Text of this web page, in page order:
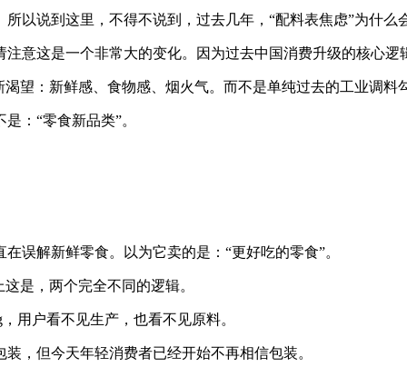
以说到这里，不得不说到，过去几年，“配料表焦虑”为什么
意这是一个非常大的变化。因为过去中国消费升级的核心逻
望：新鲜感、食物感、烟火气。而不是单纯过去的工业调料
：“零食新品类”。
误解新鲜零食。以为它卖的是：“更好吃的零食”。
是，两个完全不同的逻辑。
用户看不见生产，也看不见原料。
，但今天年轻消费者已经开始不再相信包装。